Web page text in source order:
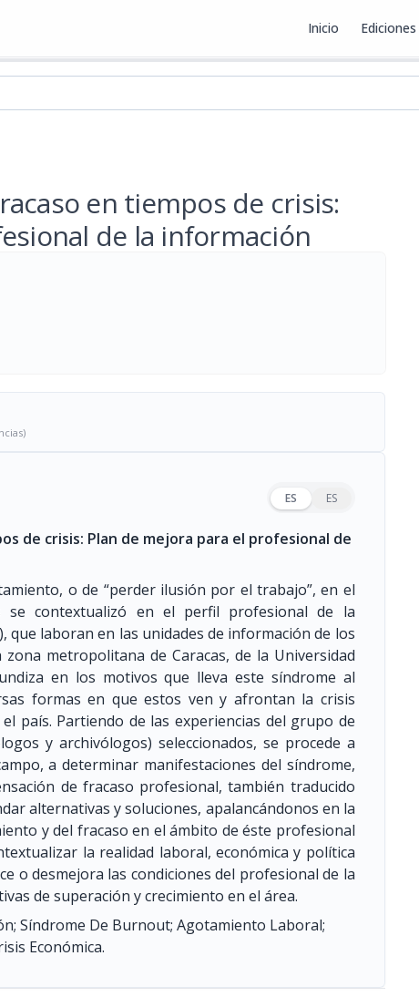
Inicio Ediciones
en tiempos de crisis:
de la información
ES ES
de crisis: Plan de mejora para el profesional de
o de “perder ilusión por el trabajo”, en el
se contextualizó en el perfil profesional de la
laboran en las unidades de información de los
metropolitana de Caracas, de la Universidad
en los motivos que lleva este síndrome al
formas en que estos ven y afrontan la crisis
país. Partiendo de las experiencias del grupo de
y archivólogos) seleccionados, se procede a
a determinar manifestaciones del síndrome,
de fracaso profesional, también traducido
alternativas y soluciones, apalancándonos en la
y del fracaso en el ámbito de éste profesional
la realidad laboral, económica y política
o desmejora las condiciones del profesional de la
de superación y crecimiento en el área.
Síndrome De Burnout; Agotamiento Laboral;
Económica.